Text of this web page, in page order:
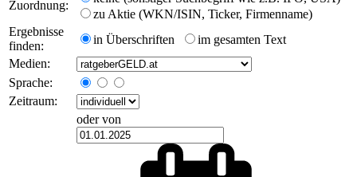
Zuordnung:
zu Aktie (WKN/ISIN, Ticker, Firmenname)
Ergebnisse
finden:
in Überschriften
im gesamten Text
Medien:
Sprache:
Zeitraum:
oder von